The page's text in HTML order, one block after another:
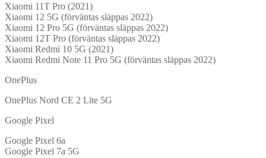
Xiaomi 11T Pro (2021)
Xiaomi 12 5G (förväntas släppas 2022)
Xiaomi 12 Pro 5G (förväntas släppas 2022)
Xiaomi 12T Pro (förväntas släppas 2022)
Xiaomi Redmi 10 5G (2021)
Xiaomi Redmi Note 11 Pro 5G (förväntas släppas 2022)
OnePlus
OnePlus Nord CE 2 Lite 5G
Google Pixel
Google Pixel 6a
Google Pixel 7a 5G